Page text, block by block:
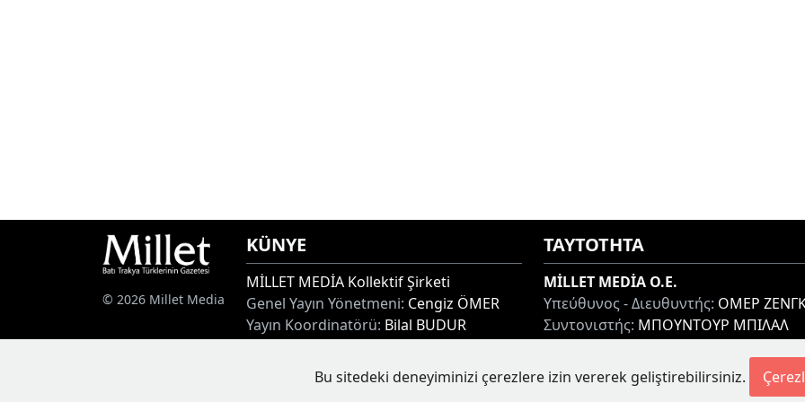
© 2026 Millet Media
KÜNYE
MİLLET MEDİA Kollektif Şirketi
Genel Yayın Yönetmeni: Cengiz ÖMER
Yayın Koordinatörü: Bilal BUDUR
+30 25410 77968
info@milletgazetesi.gr
ΤΑΥΤΟΤΗΤΑ
MİLLET MEDİA O.E.
Υπεύθυνος - Διευθυντής: ΟΜΕΡ
Συντονιστής: ΜΠΟΥΝΤΟΥΡ ΜΠΙΛΑΛ
Τηλ:
+30 25410 77968
Ηλ. Διεύθυνση:
info@milletgazetesi.gr
Bu sitedeki deneyiminizi çerezlere izin vererek geliştirebilirsiniz.